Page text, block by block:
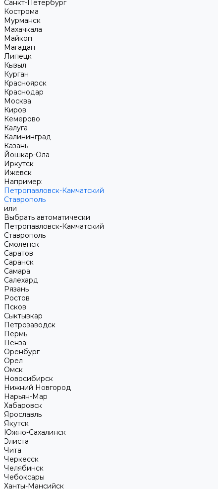
Санкт-Петербург
Кострома
Мурманск
Махачкала
Майкоп
Магадан
Липецк
Кызыл
Курган
Красноярск
Краснодар
Москва
Киров
Кемерово
Калуга
Калининград
Казань
Йошкар-Ола
Иркутск
Ижевск
Например:
Петропавловск-Камчатский
Ставрополь
или
Выбрать автоматически
Петропавловск-Камчатский
Ставрополь
Смоленск
Саратов
Саранск
Самара
Салехард
Рязань
Ростов
Псков
Сыктывкар
Петрозаводск
Пермь
Пенза
Оренбург
Орел
Омск
Новосибирск
Нижний Новгород
Нарьян-Мар
Хабаровск
Ярославль
Якутск
Южно-Сахалинск
Элиста
Чита
Черкесск
Челябинск
Чебоксары
Ханты-Мансийск